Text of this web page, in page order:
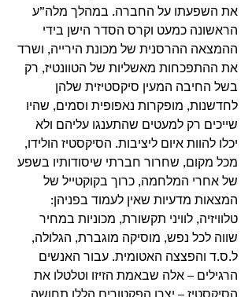
את השפעתו על החברה. במהלך מלה”ע
הראשונה כמעט וקרס הסדר הישן בידי
ההמצאה ההרסנית של מכונת הירייה, ושרד
את ההתפכחות מאשליות של הטוונטיז, רק
בשל החיבה המעין סיקסטיזית שלהן
לחדשנות, מופקרות נאפופית וסמים, שהיו
שייכים רק למעטים שהתענגו עליהם ולא
יכלו להוות איום ליציבות. הסיקסטיז הולידו,
מכל מקום, שחרור חברתי שיסודותיו בשפע
של אחרי המלחמה, כרוך בקוקטייל של
המצאות מדעיות שאין לעמוד בפניהן:
טלוויזיה, לוויני תקשורת, מכוניות במחיר
שווה לכל נפש, מוסיקה מוגברת, הגלולה,
ל.ס.ד והפצצה האטומית. עבור האנשים
הרגילים – אלה שבאמת הזיזו וטלטלו את
הסיקסטיז – יצרו הפקטורים הללו תחושה